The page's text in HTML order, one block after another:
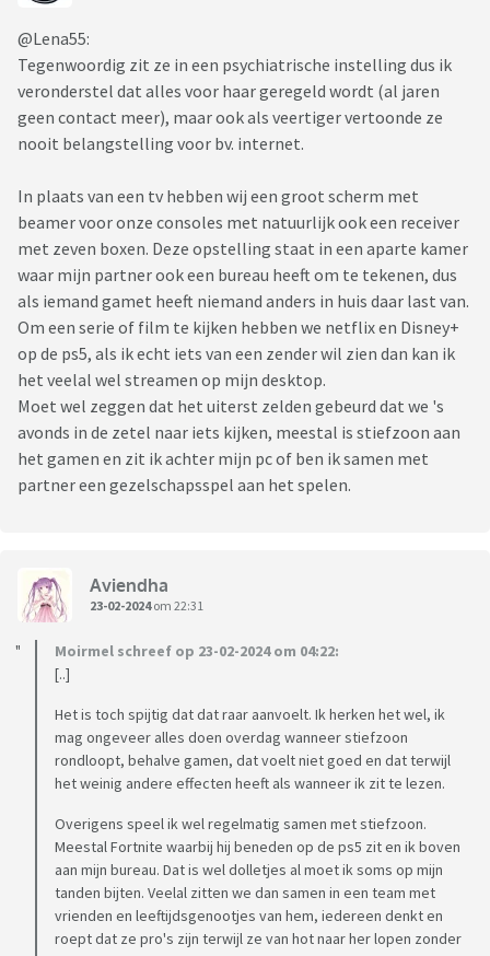
@Lena55:
Tegenwoordig zit ze in een psychiatrische instelling dus ik
veronderstel dat alles voor haar geregeld wordt (al jaren
geen contact meer), maar ook als veertiger vertoonde ze
nooit belangstelling voor bv. internet.
In plaats van een tv hebben wij een groot scherm met
beamer voor onze consoles met natuurlijk ook een receiver
met zeven boxen. Deze opstelling staat in een aparte kamer
waar mijn partner ook een bureau heeft om te tekenen, dus
als iemand gamet heeft niemand anders in huis daar last van.
Om een serie of film te kijken hebben we netflix en Disney+
op de ps5, als ik echt iets van een zender wil zien dan kan ik
het veelal wel streamen op mijn desktop.
Moet wel zeggen dat het uiterst zelden gebeurd dat we 's
avonds in de zetel naar iets kijken, meestal is stiefzoon aan
het gamen en zit ik achter mijn pc of ben ik samen met
partner een gezelschapsspel aan het spelen.
Aviendha
23-02-2024om 22:31
Moirmel schreef op 23-02-2024 om 04:22:
[..]
Het is toch spijtig dat dat raar aanvoelt. Ik herken het wel, ik
mag ongeveer alles doen overdag wanneer stiefzoon
rondloopt, behalve gamen, dat voelt niet goed en dat terwijl
het weinig andere effecten heeft als wanneer ik zit te lezen.
Overigens speel ik wel regelmatig samen met stiefzoon.
Meestal Fortnite waarbij hij beneden op de ps5 zit en ik boven
aan mijn bureau. Dat is wel dolletjes al moet ik soms op mijn
tanden bijten. Veelal zitten we dan samen in een team met
vrienden en leeftijdsgenootjes van hem, iedereen denkt en
roept dat ze pro's zijn terwijl ze van hot naar her lopen zonder